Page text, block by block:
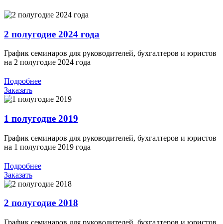
2 полугодие 2024 года
График семинаров для руководителей, бухгалтеров и юристов
на 2 полугодие 2024 года
Подробнее
Заказать
1 полугодие 2019
График семинаров для руководителей, бухгалтеров и юристов
на 1 полугодие 2019 года
Подробнее
Заказать
2 полугодие 2018